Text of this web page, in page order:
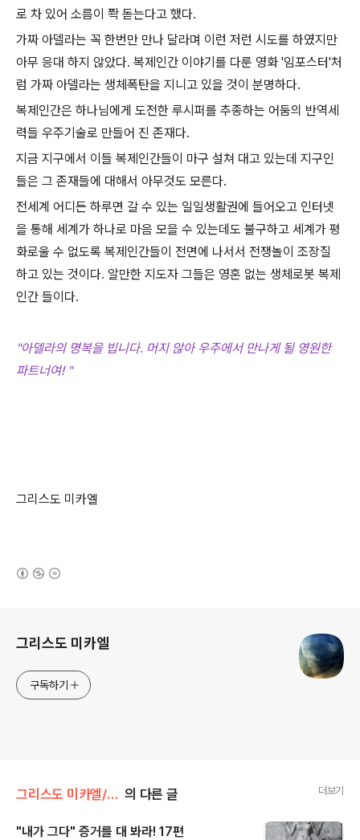
로 차 있어 소름이 쫙 돋는다고 했다.
가짜 아델라는 꼭 한번만 만나 달라며 이런 저런 시도를 하였지만
아무 응대 하지 않았다. 복제인간 이야기를 다룬 영화 '임포스터'처
럼 가짜 아델라는 생체폭탄을 지니고 있을 것이 분명하다.
복제인간은 하나님에게 도전한 루시퍼를 추종하는 어둠의 반역세
력들 우주기술로 만들어 진 존재다.
지금 지구에서 이들 복제인간들이 마구 설쳐 대고 있는데 지구인
들은 그 존재들에 대해서 아무것도 모른다.
전세계 어디든 하루면 갈 수 있는 일일생활권에 들어오고 인터넷
을 통해 세계가 하나로 마음 모을 수 있는데도 불구하고 세계가 평
화로울 수 없도록 복제인간들이 전면에 나서서 전쟁놀이 조장질
하고 있는 것이다. 알만한 지도자 그들은 영혼 없는 생체로봇 복제
인간 들이다.
"아델라의 명복을 빕니다. 머지 않아 우주에서 만나게 될 영원한
파트너여! "
그리스도 미카엘
그리스도 미카엘
구독하기
그리스도 미카엘/깨어나라 의 다른 글 더보기
"내가 그다" 증거를 대 봐라! 17편